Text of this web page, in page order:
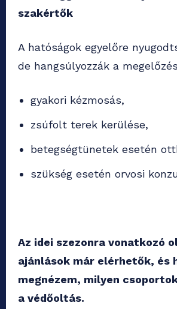
szakértők
A hatóságok egyelőre
de hangsúlyozzák a
gyakori kézmosás,
zsúfolt terek kerülése,
betegségtünetek esetén
szükség esetén orvosi
Az idei szezonra vonatkozó
ajánlások már elérhetők, és
megnézem, milyen
a védőoltás.